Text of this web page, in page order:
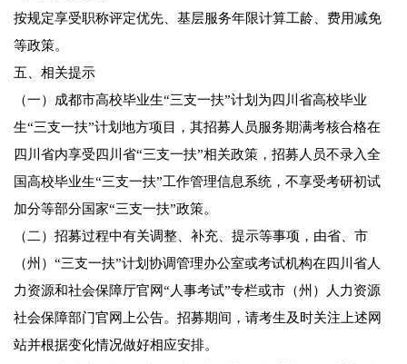
按规定享受职称评定优先、基层服务年限计算工龄、费用减免
等政策。
五、相关提示
（一）成都市高校毕业生“三支一扶”计划为四川省高校毕业
生“三支一扶”计划地方项目，其招募人员服务期满考核合格在
四川省内享受四川省“三支一扶”相关政策，招募人员不录入全
国高校毕业生“三支一扶”工作管理信息系统，不享受考研初试
加分等部分国家“三支一扶”政策。
（二）招募过程中有关调整、补充、提示等事项，由省、市
（州）“三支一扶”计划协调管理办公室或考试机构在四川省人
力资源和社会保障厅官网“人事考试”专栏或市（州）人力资源
社会保障部门官网上公告。招募期间，请考生及时关注上述网
站并根据变化情况做好相应安排。